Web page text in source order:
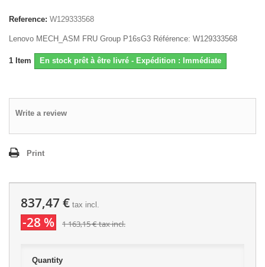
Reference: W129333568
Lenovo MECH_ASM FRU Group P16sG3 Référence: W129333568
1 Item En stock prêt à être livré - Expédition : Immédiate
Write a review
Print
837,47 € tax incl.
-28 % 1 163,15 €tax incl.
Quantity